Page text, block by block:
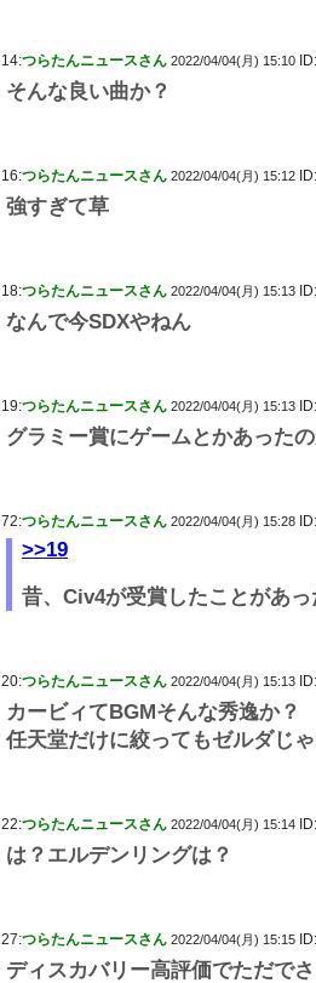
14:つらたんニュースさん 2022/04/04(月) 15:10 ID:
そんな良い曲か？
16:つらたんニュースさん 2022/04/04(月) 15:12 ID:
強すぎて草
18:つらたんニュースさん 2022/04/04(月) 15:13 ID:
なんで今SDXやねん
19:つらたんニュースさん 2022/04/04(月) 15:13 ID:
グラミー賞にゲームとかあった
72:つらたんニュースさん 2022/04/04(月) 15:28 ID:
>>19
昔、Civ4が受賞したことがあっ
20:つらたんニュースさん 2022/04/04(月) 15:13 ID:
カービィてBGMそんな秀逸か？
任天堂だけに絞ってもゼルダじゃ
22:つらたんニュースさん 2022/04/04(月) 15:14 ID:
は？エルデンリングは？
27:つらたんニュースさん 2022/04/04(月) 15:15 ID:
ディスカバリー高評価でただで